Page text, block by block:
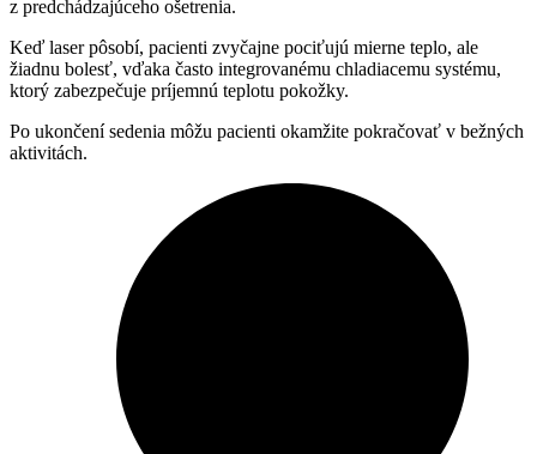
z predchádzajúceho ošetrenia.
Keď laser pôsobí, pacienti zvyčajne pociťujú mierne teplo, ale
žiadnu bolesť, vďaka často integrovanému chladiacemu systému,
ktorý zabezpečuje príjemnú teplotu pokožky.
Po ukončení sedenia môžu pacienti okamžite pokračovať v bežných
aktivitách.